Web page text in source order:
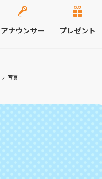
アナウンサー プレゼント
写真